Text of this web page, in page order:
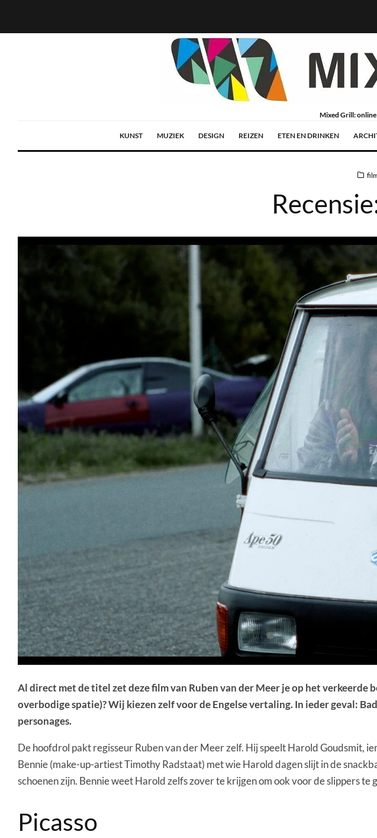
Mixed Grill:
KUNST MUZIEK DESIGN REIZEN ETEN EN DRINKEN
Al direct met de titel zet deze film van Ruben van der Meer je op het verkeerde
overbodige spatie)? Wij kiezen zelf voor de Engelse vertaling. In ieder geval:
personages.
De hoofdrol pakt regisseur Ruben van der Meer zelf. Hij speelt Harold Goudsmit,
Bennie (make-up-artiest Timothy Radstaat) met wie Harold dagen slijt in de
schoenen zijn. Bennie weet Harold zelfs zover te krijgen om ook voor de slippers te
Picasso